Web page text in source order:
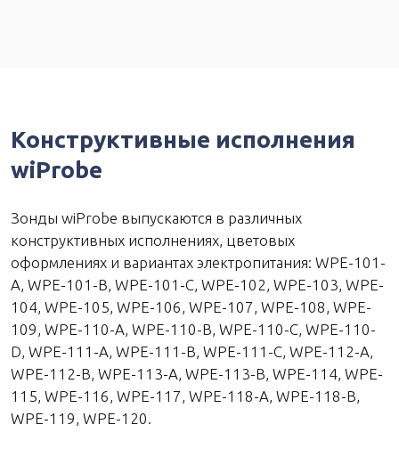
Конструктивные исполнения
wiProbe
Зонды wiProbe выпускаются в различных
конструктивных исполнениях, цветовых
оформлениях и вариантах электропитания: WPE-101-
A, WPE-101-B, WPE-101-C, WPE-102, WPE-103, WPE-
104, WPE-105, WPE-106, WPE-107, WPE-108, WPE-
109, WPE-110-A, WPE-110-B, WPE-110-C, WPE-110-
D, WPE-111-A, WPE-111-B, WPE-111-C, WPE-112-A,
WPE-112-B, WPE-113-A, WPE-113-B, WPE-114, WPE-
115, WPE-116, WPE-117, WPE-118-A, WPE-118-B,
WPE-119, WPE-120.